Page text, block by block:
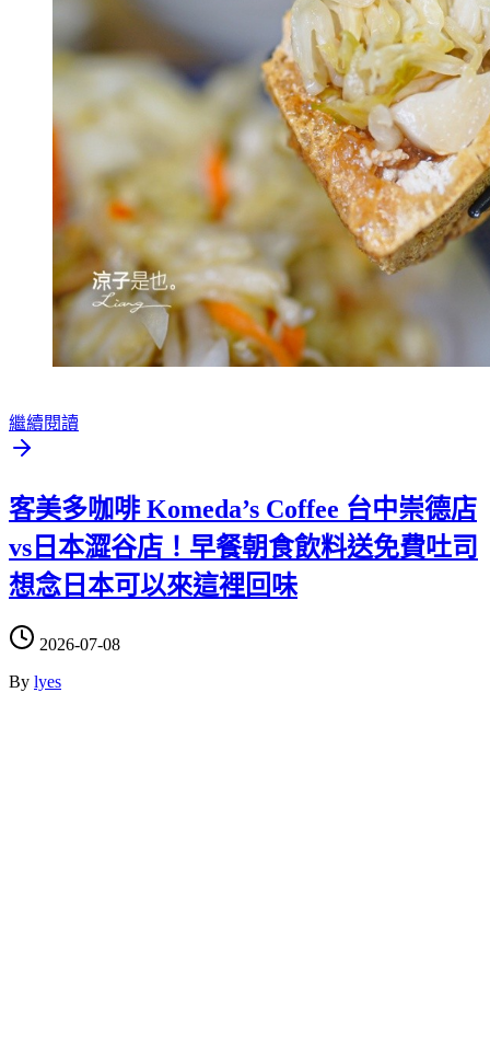
繼續閱讀
客美多咖啡 Komeda’s Coffee 台中崇德店
vs日本澀谷店！早餐朝食飲料送免費吐司
想念日本可以來這裡回味
2026-07-08
By lyes